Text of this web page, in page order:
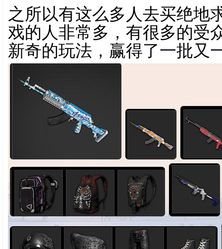
之所以有这么多人去买绝地
戏的人非常多，有很多的受
新奇的玩法，赢得了一批又